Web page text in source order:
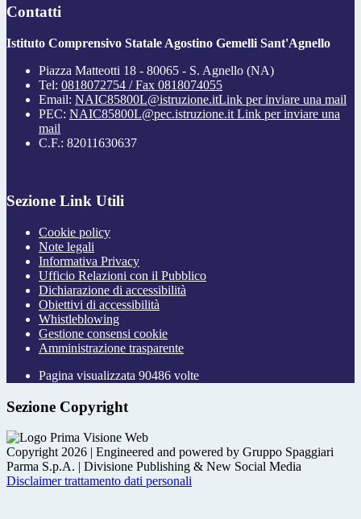
Contatti
Istituto Comprensivo Statale Agostino Gemelli Sant'Agnello
Piazza Matteotti 18 - 80065 - S. Agnello (NA)
Tel: 0818072754 / Fax 0818074055
Email: NAIC85800L@istruzione.itLink per inviare una mail
PEC: NAIC85800L@pec.istruzione.it Link per inviare una
mail
C.F.: 82011630637
Sezione Link Utili
Cookie policy
Note legali
Informativa Privacy
Ufficio Relazioni con il Pubblico
Dichiarazione di accessibilità
Obiettivi di accessibilità
Whistleblowing
Gestione consensi cookie
Amministrazione trasparente
Pagina visualizzata 90486 volte
Sezione Copyright
Copyright 2026 | Engineered and powered by Gruppo Spaggiari
Parma S.p.A. | Divisione Publishing & New Social Media
Disclaimer trattamento dati personali